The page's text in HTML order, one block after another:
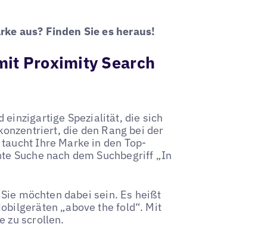
aus? Finden Sie es heraus!
Proximity Search
einzigartige Spezialität, die sich
die den Rang bei der
Ihre Marke in den Top-
Suche nach dem Suchbegriff „In
möchten dabei sein. Es heißt
„above the fold“. Mit
zu scrollen.